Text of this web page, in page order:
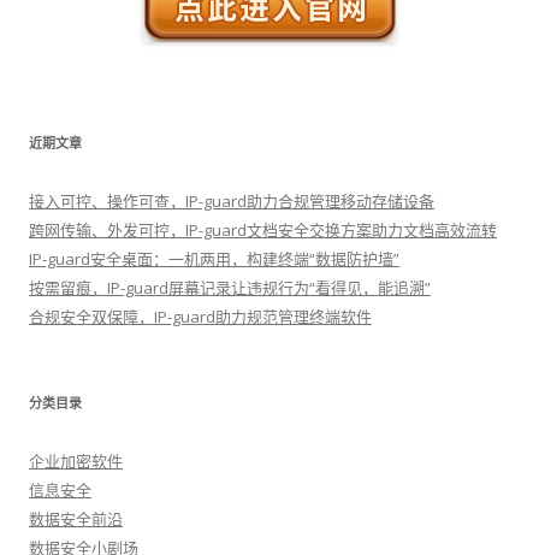
近期文章
接入可控、操作可查，IP-guard助力合规管理移动存储设备
跨网传输、外发可控，IP-guard文档安全交换方案助力文档高效流转
IP-guard安全桌面：一机两用，构建终端“数据防护墙”
按需留痕，IP-guard屏幕记录让违规行为“看得见，能追溯”
合规安全双保障，IP-guard助力规范管理终端软件
分类目录
企业加密软件
信息安全
数据安全前沿
数据安全小剧场